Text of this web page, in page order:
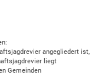
angegliedert ist,
liegt
Gemeinden